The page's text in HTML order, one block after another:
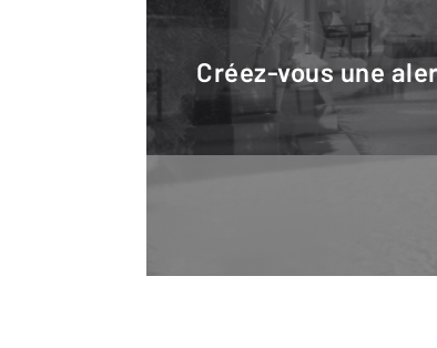
Créez-vous une alerte mail pour être averti quand une annonce est en ligne et consultez la